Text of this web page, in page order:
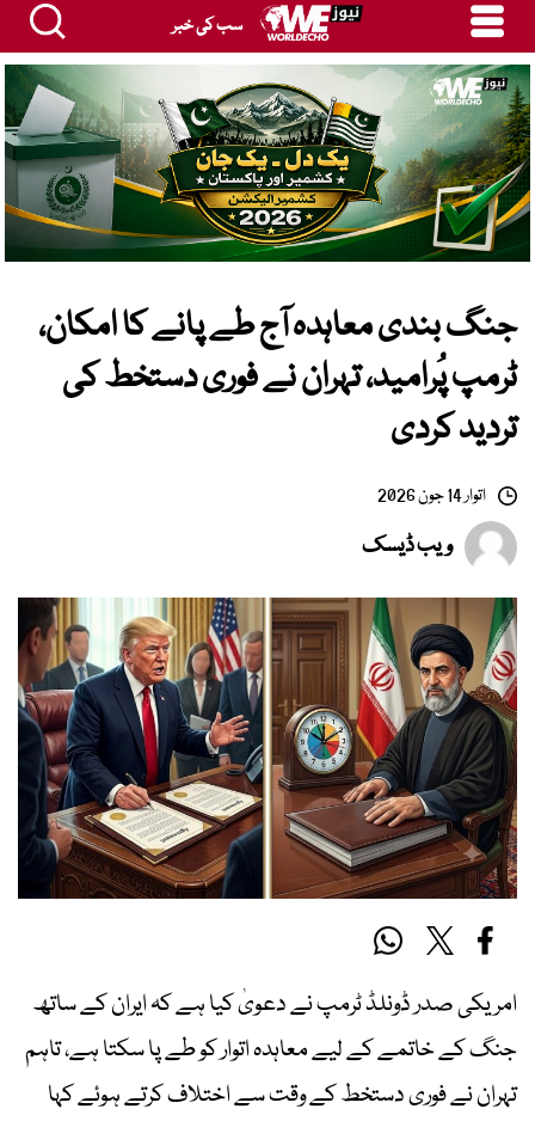
سب کی خبر
جنگ بندی معاہدہ آج طے پانے کا امکان،
ٹرمپ پُرامید، تہران نے فوری دستخط کی
تردید کردی
اتوار 14 جون 2026
ویب ڈیسک
امریکی صدر ڈونلڈ ٹرمپ نے دعویٰ کیا ہے کہ ایران کے ساتھ
جنگ کے خاتمے کے لیے معاہدہ اتوار کو طے پا سکتا ہے، تاہم
تہران نے فوری دستخط کے وقت سے اختلاف کرتے ہوئے کہا